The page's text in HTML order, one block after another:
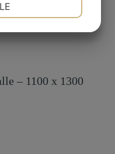
– 1100 x 1300